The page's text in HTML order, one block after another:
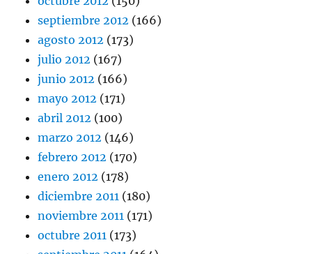
septiembre 2012 (166)
agosto 2012 (173)
julio 2012 (167)
junio 2012 (166)
mayo 2012 (171)
abril 2012 (100)
marzo 2012 (146)
febrero 2012 (170)
enero 2012 (178)
diciembre 2011 (180)
noviembre 2011 (171)
octubre 2011 (173)